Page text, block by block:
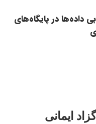
در پایگاه‌های